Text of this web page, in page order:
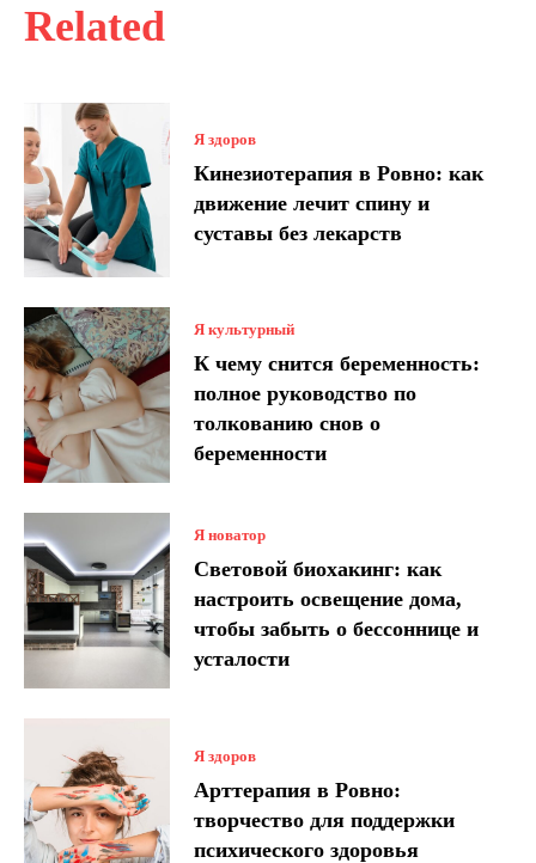
Related
Я здоров
Кинезиотерапия в Ровно: как
движение лечит спину и
суставы без лекарств
Я культурный
К чему снится беременность:
полное руководство по
толкованию снов о
беременности
Я новатор
Световой биохакинг: как
настроить освещение дома,
чтобы забыть о бессоннице и
усталости
Я здоров
Арттерапия в Ровно:
творчество для поддержки
психического здоровья